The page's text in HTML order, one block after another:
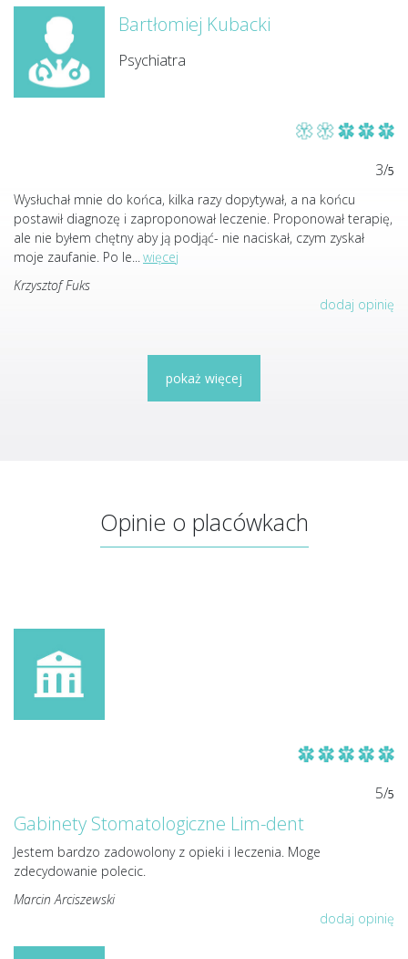
Bartłomiej Kubacki
Psychiatra
3/5
Wysłuchał mnie do końca, kilka razy dopytywał, a na końcu
postawił diagnozę i zaproponował leczenie. Proponował terapię,
ale nie byłem chętny aby ją podjąć- nie naciskał, czym zyskał
moje zaufanie. Po le...więcej
Krzysztof Fuks
dodaj opinię
pokaż więcej
Opinie o placówkach
5/5
Gabinety Stomatologiczne Lim-dent
Jestem bardzo zadowolony z opieki i leczenia. Moge
zdecydowanie polecic.
Marcin Arciszewski
dodaj opinię